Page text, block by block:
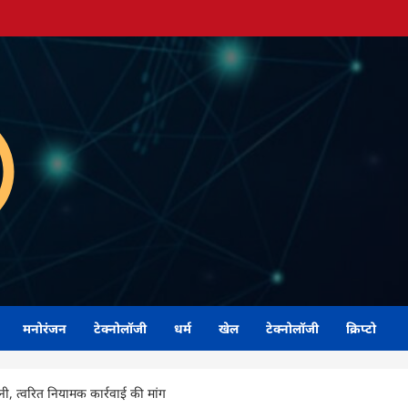
मनोरंजन टेक्नोलॉजी धर्म खेल टेक्नोलॉजी क्रिप्टो
त्वरित नियामक कार्रवाई की मांग